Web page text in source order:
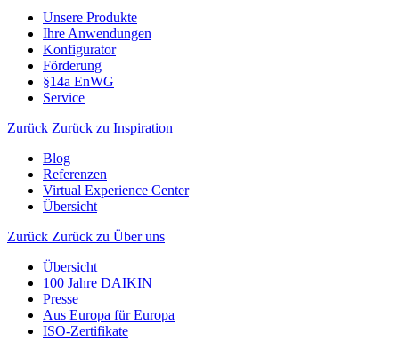
Unsere Produkte
Ihre Anwendungen
Konfigurator
Förderung
§14a EnWG
Service
Zurück Zurück zu Inspiration
Blog
Referenzen
Virtual Experience Center
Übersicht
Zurück Zurück zu Über uns
Übersicht
100 Jahre DAIKIN
Presse
Aus Europa für Europa
ISO-Zertifikate